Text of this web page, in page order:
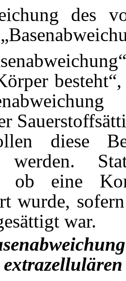
des
diese
werden.
ob eine
wurde,
war.